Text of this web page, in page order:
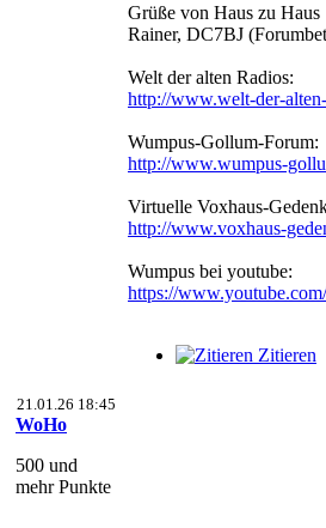
Grüße von Haus zu Haus
Rainer, DC7BJ
Welt der alten Radios:
http://www.welt-der-
Wumpus-Gollum-Forum:
http://www.wumpus-
Virtuelle Voxhaus-
http://www.voxhaus-
Wumpus bei youtube:
https://
Zitieren
21.01.26 18:45
WoHo
500 und
mehr Punkte